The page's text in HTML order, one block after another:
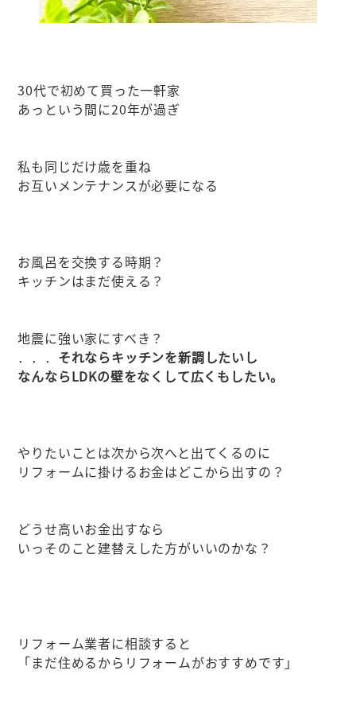
30代で初めて買った一軒家
あっという間に20年が過ぎ
私も同じだけ歳を重ね
お互いメンテナンスが必要になる
お風呂を交換する時期？
キッチンはまだ使える？
地震に強い家にすべき？
．．． それならキッチンを新調したいし
なんならLDKの壁をなくして広くもしたい。
やりたいことは次から次へと出てくるのに
リフォームに掛けるお金はどこから出すの？
どうせ高いお金出すなら
いっそのこと建替えした方がいいのかな？
リフォーム業者に相談すると
「まだ住めるからリフォームがおすすめです」